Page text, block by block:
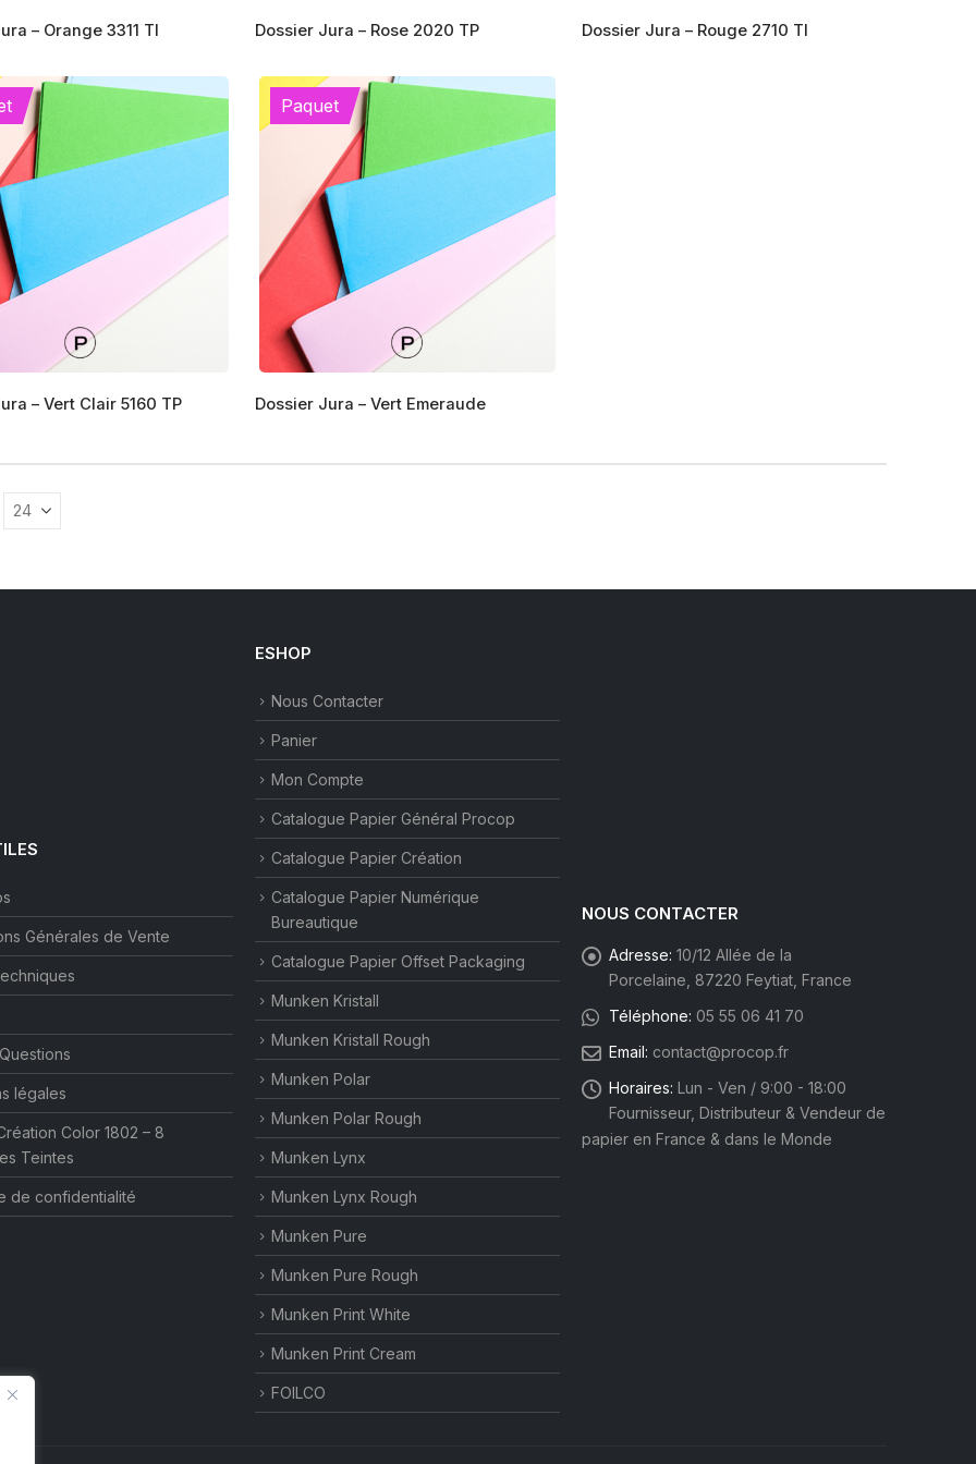
– Orange 3311 TI
produit
plusieurs
variations.
peuvent
choisies
sur
page
du
produit
Dossier Jura – Rose 2020 TP Dossier Jura – Rouge 2710 TI
– Vert Clair 5160 TP
Paquet
Dossier Jura – Vert Emeraude
Générales de Vente
légales
Color 1802 – 8
Teintes
de confidentialité
ESHOP
Nous Contacter
Panier
Mon Compte
Catalogue Papier Général Procop
Catalogue Papier Création
Catalogue Papier Numérique
Bureautique
Catalogue Papier Offset Packaging
Munken Kristall
Munken Kristall Rough
Munken Polar
Munken Polar Rough
Munken Lynx
Munken Lynx Rough
Munken Pure
Munken Pure Rough
Munken Print White
Munken Print Cream
FOILCO
NOUS CONTACTER
Adresse: 10/12 Allée de la
Porcelaine, 87220 Feytiat, France
Téléphone: 05 55 06 41 70
Email: contact@procop.fr
Horaires: Lun - Ven / 9:00 - 18:00
Fournisseur, Distributeur & Vendeur de
papier en France & dans le Monde